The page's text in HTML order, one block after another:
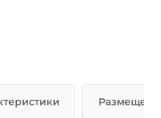
других любопытных
остаются за кадром.
из каких цветов
и многое другое.